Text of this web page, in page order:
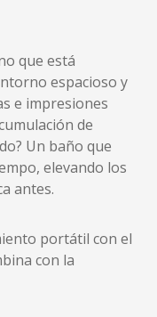
que está
espacioso y
e impresiones
de
Un baño que
elevando los
antes.
portátil con el
con la